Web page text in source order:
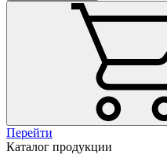
Перейти
Каталог продукции